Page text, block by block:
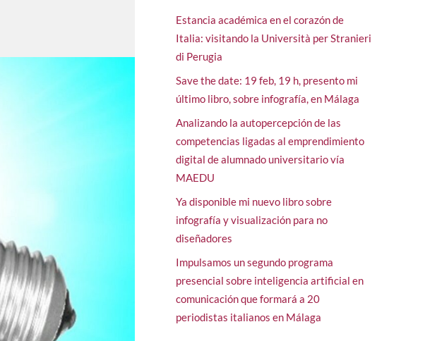
Estancia académica en el corazón de
Italia: visitando la Università per Stranieri
di Perugia
Save the date: 19 feb, 19 h, presento mi
último libro, sobre infografía, en Málaga
Analizando la autopercepción de las
competencias ligadas al emprendimiento
digital de alumnado universitario vía
MAEDU
Ya disponible mi nuevo libro sobre
infografía y visualización para no
diseñadores
Impulsamos un segundo programa
presencial sobre inteligencia artificial en
comunicación que formará a 20
periodistas italianos en Málaga